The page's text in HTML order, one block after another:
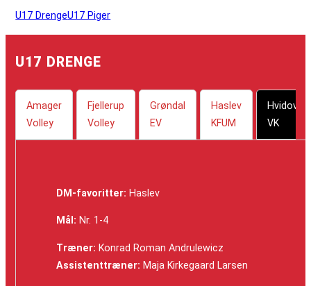
U17 DrengeU17 Piger
U17 DRENGE
Amager
Volley
Fjellerup
Volley
Grøndal
EV
Haslev
KFUM
Hvidovre
VK
DM-favoritter: Haslev
Mål: Nr. 1-4
Træner: Konrad Roman Andrulewicz
Assistenttræner: Maja Kirkegaard Larsen